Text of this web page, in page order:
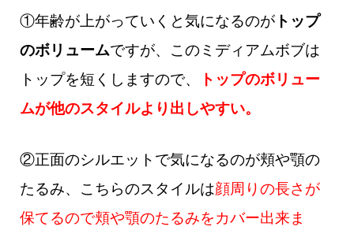
①年齢が上がっていくと気になるのがトップ
のボリュームですが、このミディアムボブは
トップを短くしますので、
トップのボリュー
ムが他のスタイルより出しやすい。
②正面のシルエットで気になるのが頬や顎の
たるみ、こちらのスタイルは顔周りの長さが
保てるので頬や顎のたるみをカバー出来ま